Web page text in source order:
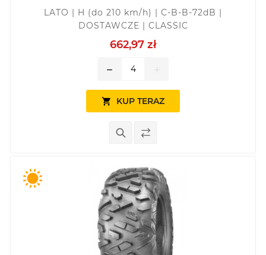
LATO | H (do 210 km/h) | C-B-B-72dB |
DOSTAWCZE | CLASSIC
662,97 zł
remove add
 KUP TERAZ